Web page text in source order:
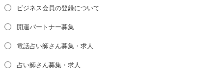
ビジネス会員の登録について
開運パートナー募集
電話占い師さん募集・求人
占い師さん募集・求人